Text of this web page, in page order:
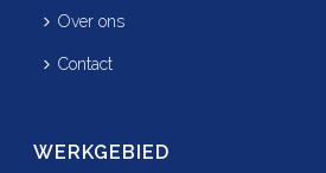
Over ons
Contact
WERKGEBIED